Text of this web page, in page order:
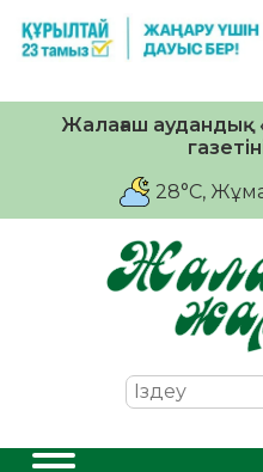
Жалағаш
28°C,